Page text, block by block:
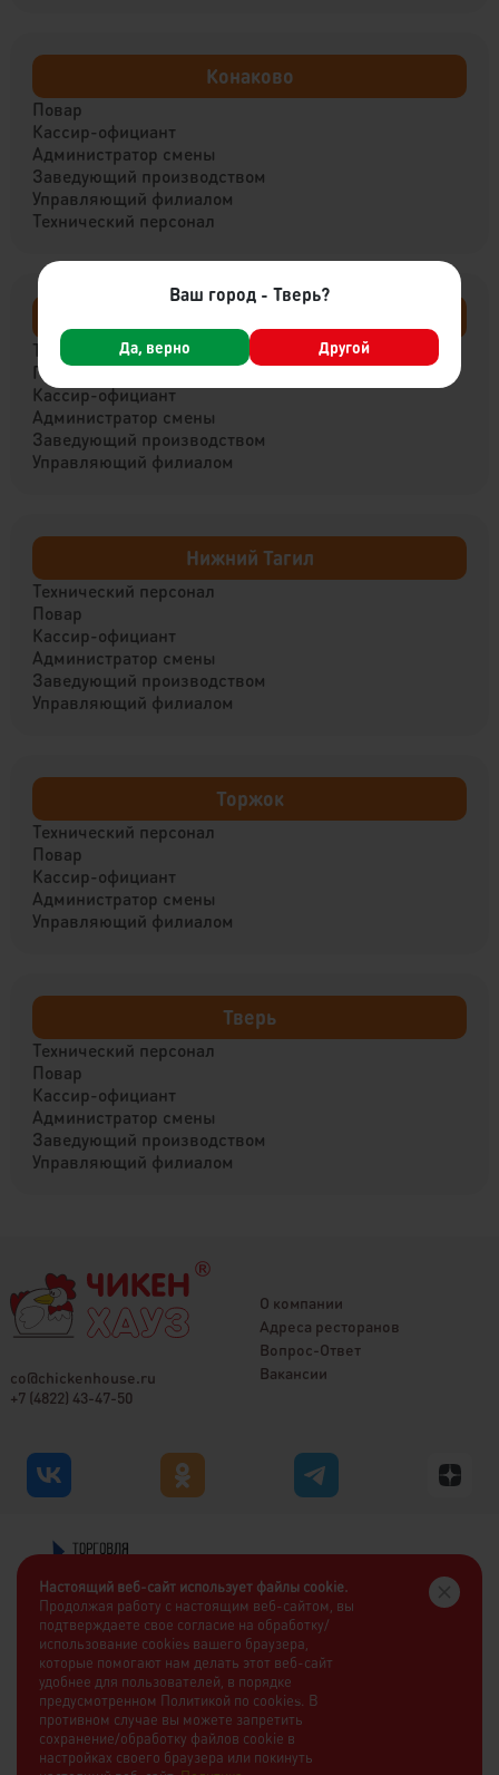
Ваш город - Тверь?
Да, верно Другой
Конаково
Повар
Кассир-официант
Администратор смены
Заведующий производством
Управляющий филиалом
Технический персонал
Технический персонал
Повар
Кассир-официант
Администратор смены
Заведующий производством
Управляющий филиалом
Нижний Тагил
Технический персонал
Повар
Кассир-официант
Администратор смены
Заведующий производством
Управляющий филиалом
Торжок
Технический персонал
Повар
Кассир-официант
Администратор смены
Управляющий филиалом
Тверь
Технический персонал
Повар
Кассир-официант
Администратор смены
Заведующий производством
Управляющий филиалом
co@chickenhouse.ru
+7 (4822) 43-47-50
О компании
Адреса ресторанов
Вопрос-Ответ
Вакансии
Настоящий веб-сайт использует файлы cookie.
Продолжая работу с настоящим веб-сайтом, вы
подтверждаете свое согласие на обработку/
использование cookies вашего браузера,
которые помогают нам делать этот веб-сайт
удобнее для пользователей, в порядке
предусмотренном Политикой по cookies. В
противном случае вы можете запретить
сохранение/обработку файлов cookie в
настройках своего браузера или покинуть